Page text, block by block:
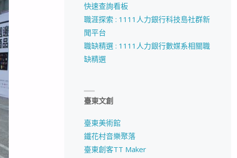
快速查詢看板
職涯探索 : 1111人力銀行科技島社群新
聞平台
職缺精選 : 1111人力銀行數媒系相關職
缺精選
臺東文創
臺東美術館
鐵花村音樂聚落
臺東創客TT Maker